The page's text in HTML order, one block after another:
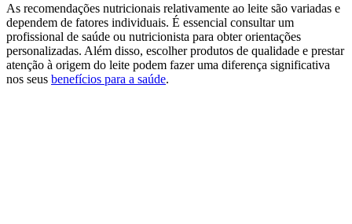
As recomendações nutricionais relativamente ao leite são variadas e
dependem de fatores individuais. É essencial consultar um
profissional de saúde ou nutricionista para obter orientações
personalizadas. Além disso, escolher produtos de qualidade e prestar
atenção à origem do leite podem fazer uma diferença significativa
nos seus benefícios para a saúde.